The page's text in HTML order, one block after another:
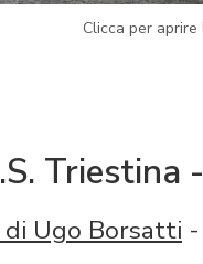
Clicca per
Triestina
di Ugo Borsatti